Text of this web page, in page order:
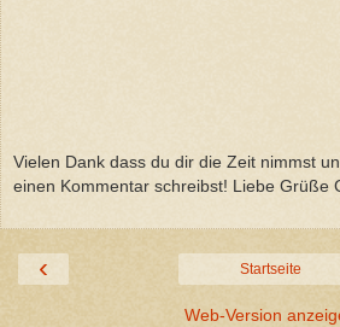
Vielen Dank dass du dir die Zeit nimmst
einen Kommentar schreibst! Liebe Grüße
‹ Startseite
Web-Version